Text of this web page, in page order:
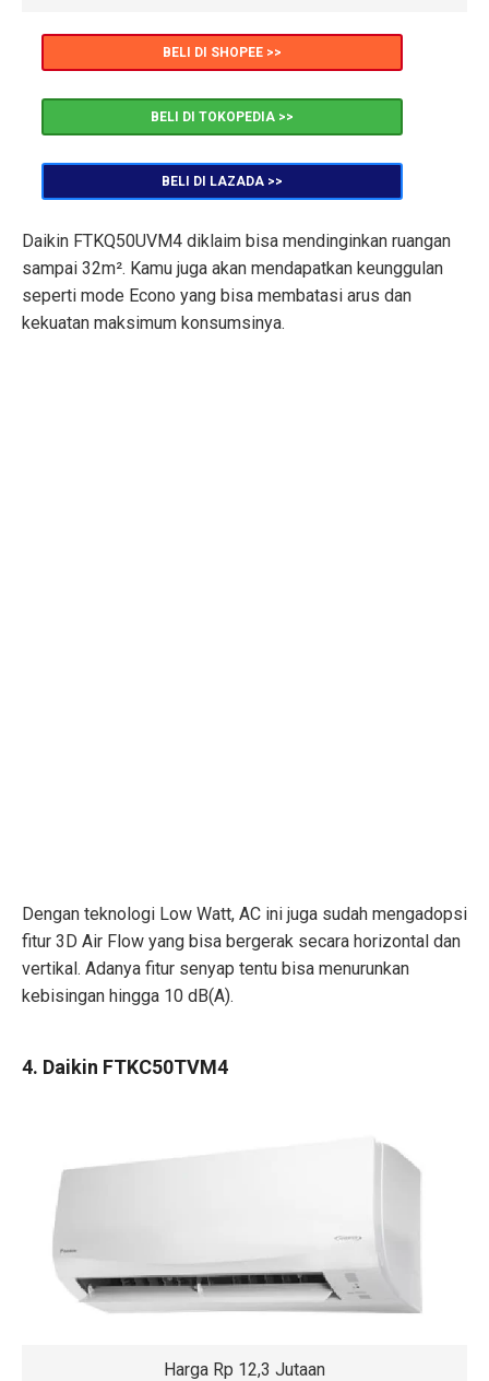
BELI DI SHOPEE >>
BELI DI TOKOPEDIA >>
BELI DI LAZADA >>
Daikin FTKQ50UVM4 diklaim bisa mendinginkan ruangan
sampai 32m². Kamu juga akan mendapatkan keunggulan
seperti mode Econo yang bisa membatasi arus dan
kekuatan maksimum konsumsinya.
Dengan teknologi Low Watt, AC ini juga sudah mengadopsi
fitur 3D Air Flow yang bisa bergerak secara horizontal dan
vertikal. Adanya fitur senyap tentu bisa menurunkan
kebisingan hingga 10 dB(A).
4. Daikin FTKC50TVM4
Harga Rp 12,3 Jutaan